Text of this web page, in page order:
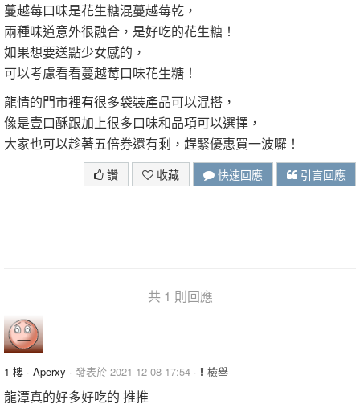
蔓越莓口味是花生糖混蔓越莓乾，
兩種味道意外很融合，是好吃的花生糖！
如果想要送點少女感的，
可以考慮看看蔓越莓口味花生糖！
龍情的門市裡有很多袋裝產品可以混搭，
像是壹口酥跟加上很多口味和品項可以選擇，
大家也可以趁著五倍券還有剩，趕緊優惠買一波囉！
讚 收藏 快速回應 引言回應
共 1 則回應
1 樓 · Aperxy · 發表於 2021-12-08 17:54 · 檢舉
龍潭真的好多好吃的 推推